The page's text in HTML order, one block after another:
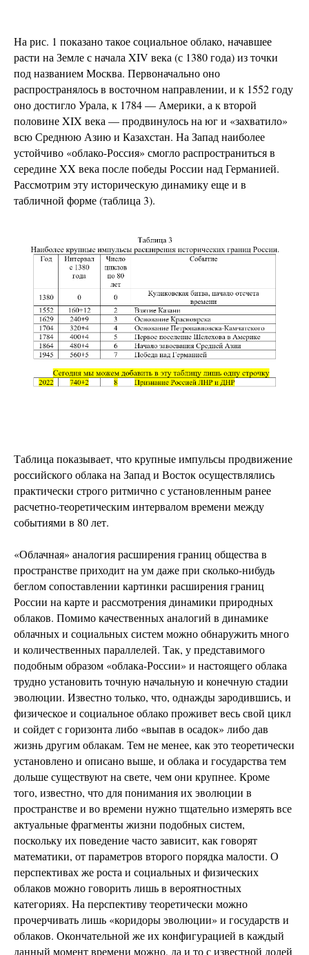
На рис. 1 показано такое социальное облако, начавшее
расти на Земле с начала XIV века (с 1380 года) из точки
под названием Москва. Первоначально оно
распространялось в восточном направлении, и к 1552 году
оно достигло Урала, к 1784 — Америки, а к второй
половине XIX века — продвинулось на юг и «захватило»
всю Среднюю Азию и Казахстан. На Запад наиболее
устойчиво «облако-Россия» смогло распространиться в
середине XX века после победы России над Германией.
Рассмотрим эту историческую динамику еще и в
табличной форме (таблица 3).
Таблица показывает, что крупные импульсы продвижение
российского облака на Запад и Восток осуществлялись
практически строго ритмично с установленным ранее
расчетно-теоретическим интервалом времени между
событиями в 80 лет.
«Облачная» аналогия расширения границ общества в
пространстве приходит на ум даже при сколько-нибудь
беглом сопоставлении картинки расширения границ
России на карте и рассмотрения динамики природных
облаков. Помимо качественных аналогий в динамике
облачных и социальных систем можно обнаружить много
и количественных параллелей. Так, у представимого
подобным образом «облака-России» и настоящего облака
трудно установить точную начальную и конечную стадии
эволюции. Известно только, что, однажды зародившись, и
физическое и социальное облако проживет весь свой цикл
и сойдет с горизонта либо «выпав в осадок» либо дав
жизнь другим облакам. Тем не менее, как это теоретически
установлено и описано выше, и облака и государства тем
дольше существуют на свете, чем они крупнее. Кроме
того, известно, что для понимания их эволюции в
пространстве и во времени нужно тщательно измерять все
актуальные фрагменты жизни подобных систем,
поскольку их поведение часто зависит, как говорят
математики, от параметров второго порядка малости. О
перспективах же роста и социальных и физических
облаков можно говорить лишь в вероятностных
категориях. На перспективу теоретически можно
прочерчивать лишь «коридоры эволюции» и государств и
облаков. Окончательной же их конфигурацией в каждый
данный момент времени можно, да и то с известной долей